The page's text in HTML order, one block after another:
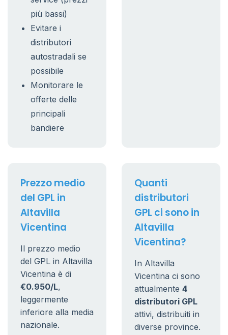
più bassi)
Evitare i
distributori
autostradali se
possibile
Monitorare le
offerte delle
principali
bandiere
Prezzo medio
del GPL in
Altavilla
Vicentina
Il prezzo medio
del GPL in Altavilla
Vicentina è di
€0.950/L,
leggermente
inferiore alla media
nazionale.
Quanti
distributori
GPL ci sono in
Altavilla
Vicentina?
In Altavilla
Vicentina ci sono
attualmente 4
distributori GPL
attivi, distribuiti in
diverse province.